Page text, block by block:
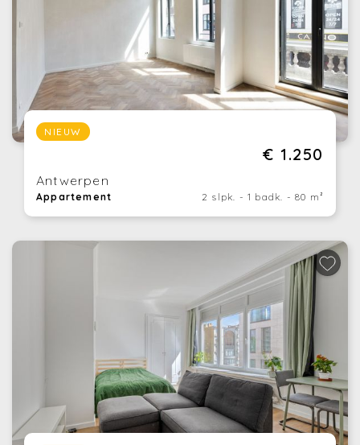
NIEUW
€ 1.250
Antwerpen
Appartement 2 slpk. - 1 badk. - 80 m²